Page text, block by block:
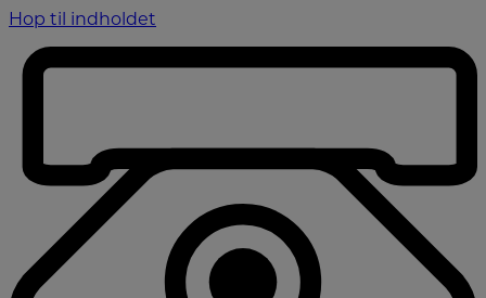
Hop til indholdet